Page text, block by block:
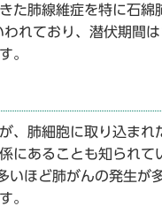
た肺線維症を特に石綿
れており、潜伏期間
。
、肺細胞に取り込まれ
にあることも知られて
ほど肺がんの発生が
。